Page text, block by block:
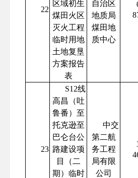
22
区域初生
煤田火区
灭火工程
临时用地
土地复垦
方案报告
表
自治区
地质局
煤田地
质中心
23
S12线
高昌（吐
鲁番）至
托克逊至
巴仑台公
路建设项
目（二
期）临时
中交
第二航
务工程
局有限
公司